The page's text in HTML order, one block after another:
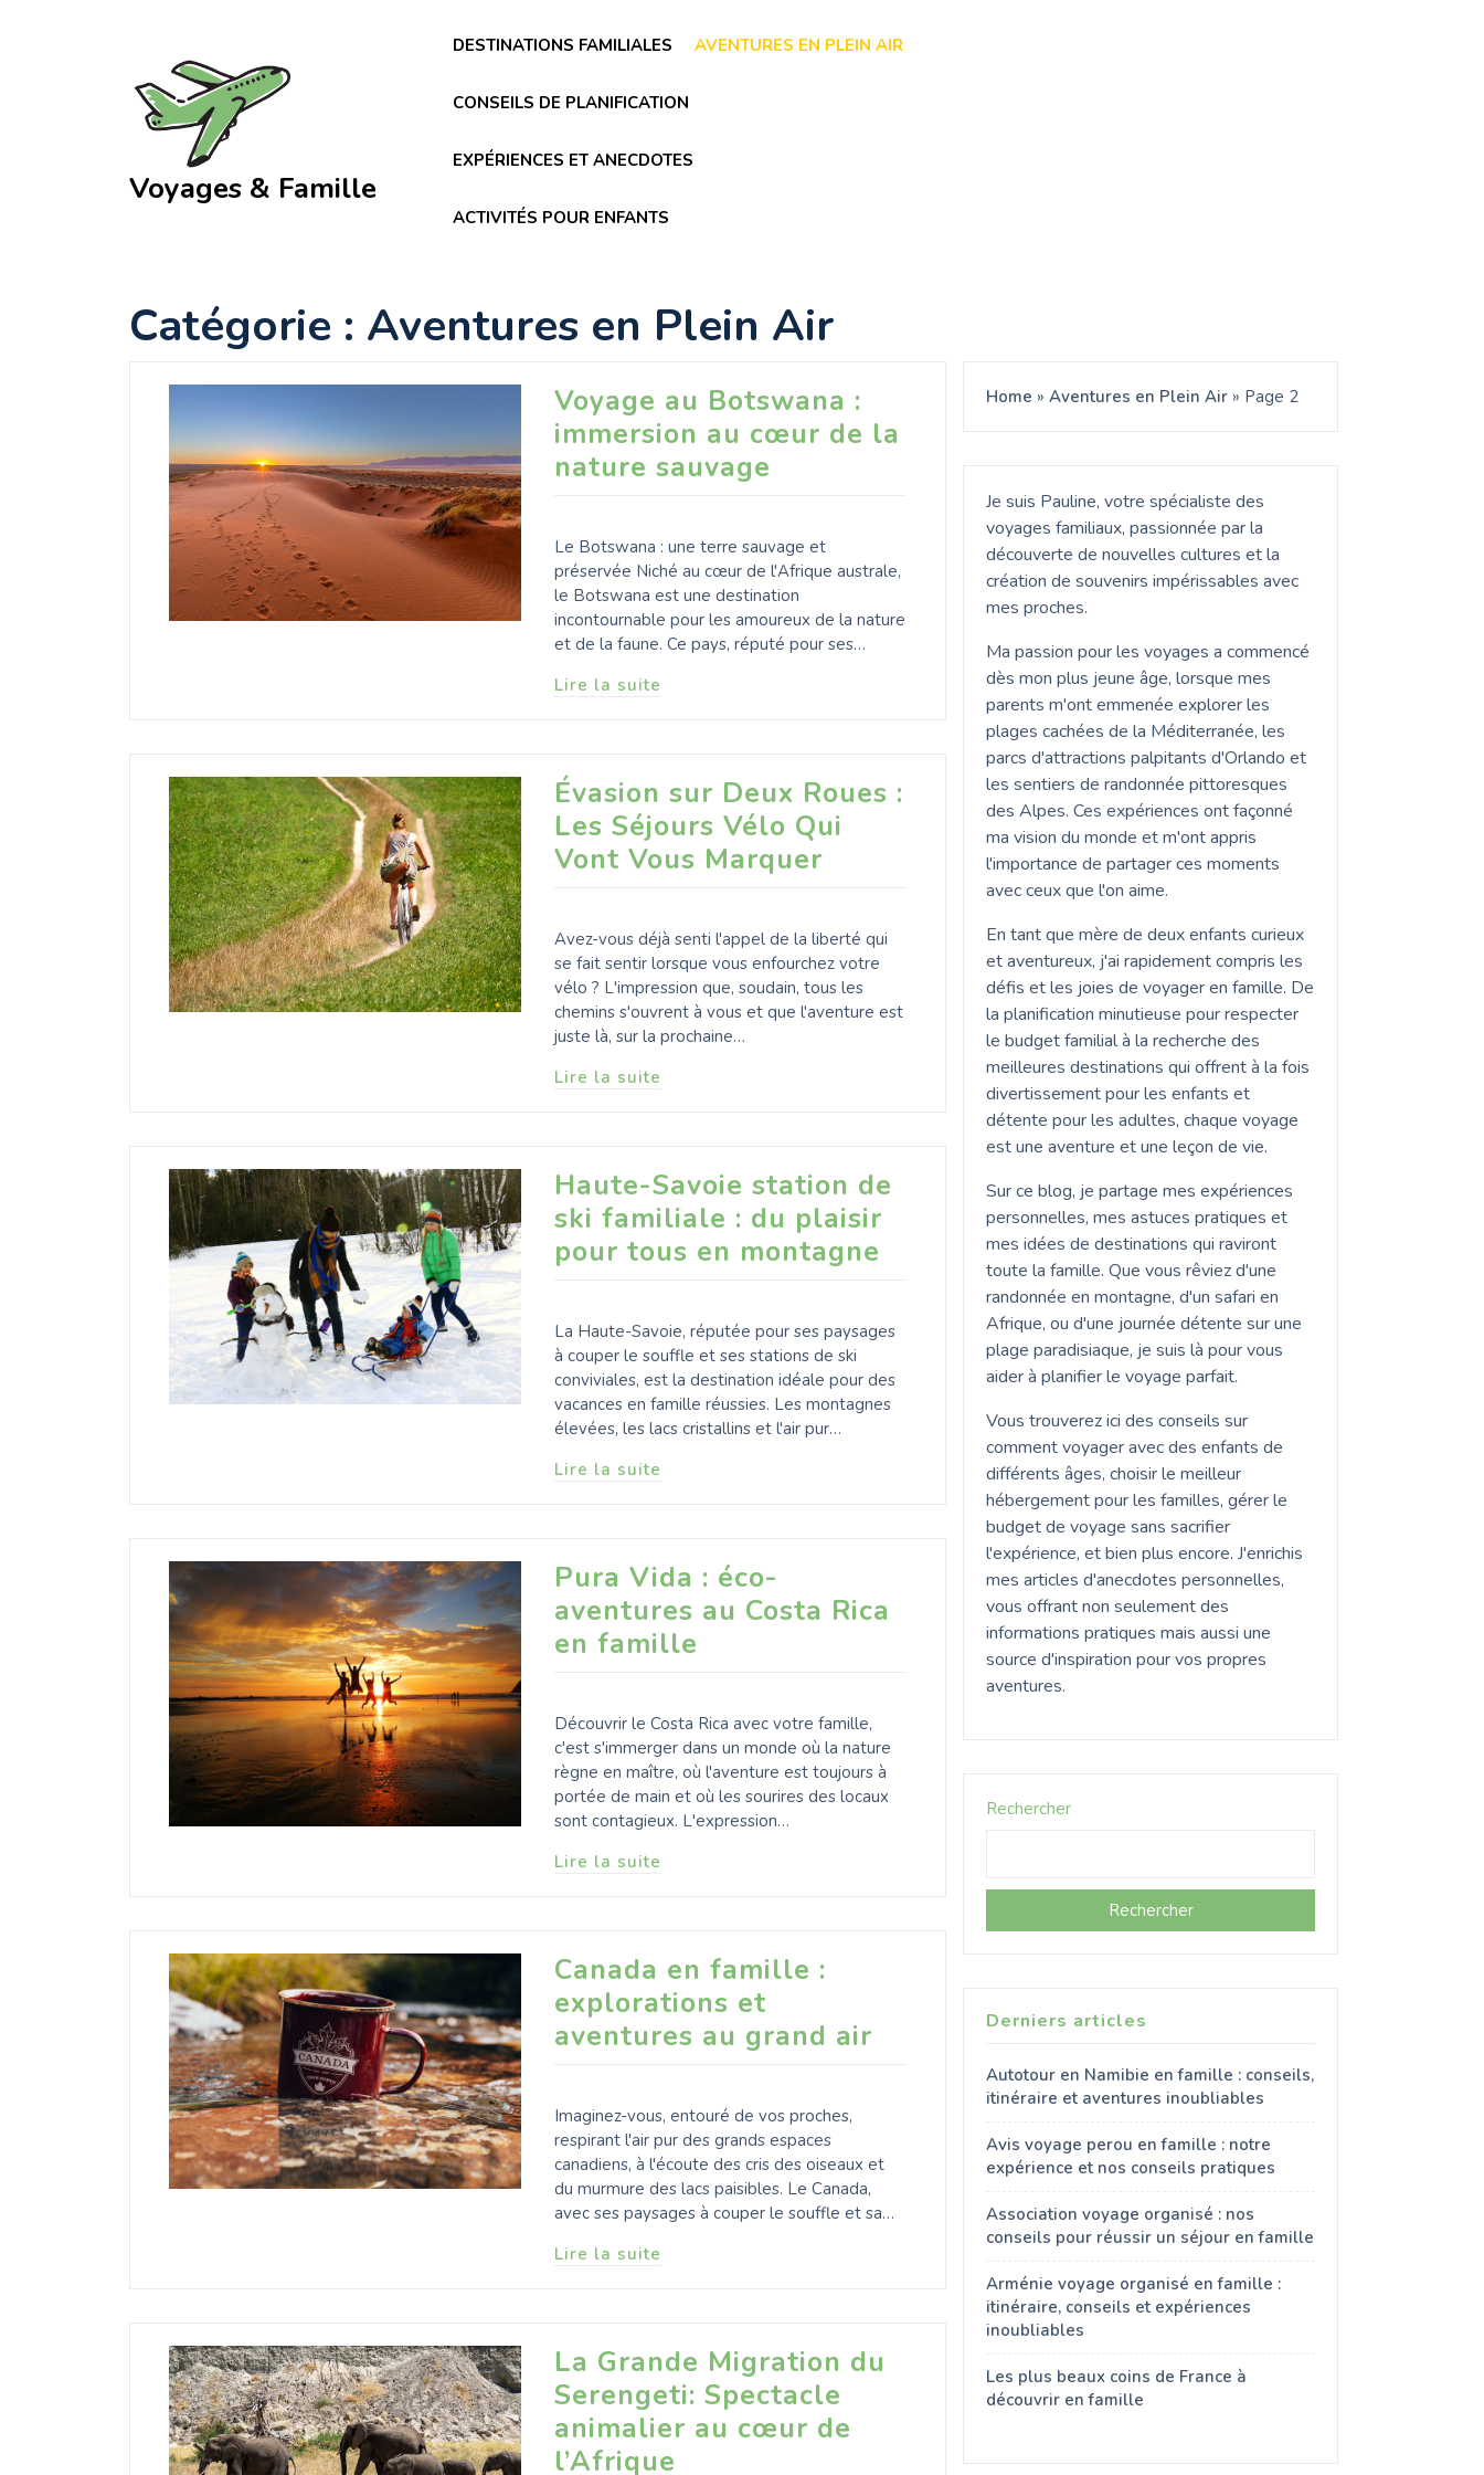
Voyages & Famille
DESTINATIONS FAMILIALES AVENTURES EN PLEIN AIR
CONSEILS DE PLANIFICATION
EXPÉRIENCES ET ANECDOTES
ACTIVITÉS POUR ENFANTS
Catégorie : Aventures en Plein Air
Voyage au Botswana :
immersion au cœur de la
nature sauvage
Le Botswana : une terre sauvage et
préservée Niché au cœur de l'Afrique australe,
le Botswana est une destination
incontournable pour les amoureux de la nature
et de la faune. Ce pays, réputé pour ses…
Lire la suite
Évasion sur Deux Roues :
Les Séjours Vélo Qui
Vont Vous Marquer
Avez-vous déjà senti l'appel de la liberté qui
se fait sentir lorsque vous enfourchez votre
vélo ? L'impression que, soudain, tous les
chemins s'ouvrent à vous et que l'aventure est
juste là, sur la prochaine…
Lire la suite
Haute-Savoie station de
ski familiale : du plaisir
pour tous en montagne
La Haute-Savoie, réputée pour ses paysages
à couper le souffle et ses stations de ski
conviviales, est la destination idéale pour des
vacances en famille réussies. Les montagnes
élevées, les lacs cristallins et l'air pur…
Lire la suite
Pura Vida : éco-
aventures au Costa Rica
en famille
Découvrir le Costa Rica avec votre famille,
c'est s'immerger dans un monde où la nature
règne en maître, où l'aventure est toujours à
portée de main et où les sourires des locaux
sont contagieux. L'expression…
Lire la suite
Canada en famille :
explorations et
aventures au grand air
Imaginez-vous, entouré de vos proches,
respirant l'air pur des grands espaces
canadiens, à l'écoute des cris des oiseaux et
du murmure des lacs paisibles. Le Canada,
avec ses paysages à couper le souffle et sa…
Lire la suite
La Grande Migration du
Serengeti: Spectacle
animalier au cœur de
l’Afrique
Home » Aventures en Plein Air » Page 2
Je suis Pauline, votre spécialiste des
voyages familiaux, passionnée par la
découverte de nouvelles cultures et la
création de souvenirs impérissables avec
mes proches.
Ma passion pour les voyages a commencé
dès mon plus jeune âge, lorsque mes
parents m'ont emmenée explorer les
plages cachées de la Méditerranée, les
parcs d'attractions palpitants d'Orlando et
les sentiers de randonnée pittoresques
des Alpes. Ces expériences ont façonné
ma vision du monde et m'ont appris
l'importance de partager ces moments
avec ceux que l'on aime.
En tant que mère de deux enfants curieux
et aventureux, j'ai rapidement compris les
défis et les joies de voyager en famille. De
la planification minutieuse pour respecter
le budget familial à la recherche des
meilleures destinations qui offrent à la fois
divertissement pour les enfants et
détente pour les adultes, chaque voyage
est une aventure et une leçon de vie.
Sur ce blog, je partage mes expériences
personnelles, mes astuces pratiques et
mes idées de destinations qui raviront
toute la famille. Que vous rêviez d'une
randonnée en montagne, d'un safari en
Afrique, ou d'une journée détente sur une
plage paradisiaque, je suis là pour vous
aider à planifier le voyage parfait.
Vous trouverez ici des conseils sur
comment voyager avec des enfants de
différents âges, choisir le meilleur
hébergement pour les familles, gérer le
budget de voyage sans sacrifier
l'expérience, et bien plus encore. J'enrichis
mes articles d'anecdotes personnelles,
vous offrant non seulement des
informations pratiques mais aussi une
source d'inspiration pour vos propres
aventures.
Rechercher
Rechercher
Derniers articles
Autotour en Namibie en famille : conseils,
itinéraire et aventures inoubliables
Avis voyage perou en famille : notre
expérience et nos conseils pratiques
Association voyage organisé : nos
conseils pour réussir un séjour en famille
Arménie voyage organisé en famille :
itinéraire, conseils et expériences
inoubliables
Les plus beaux coins de France à
découvrir en famille